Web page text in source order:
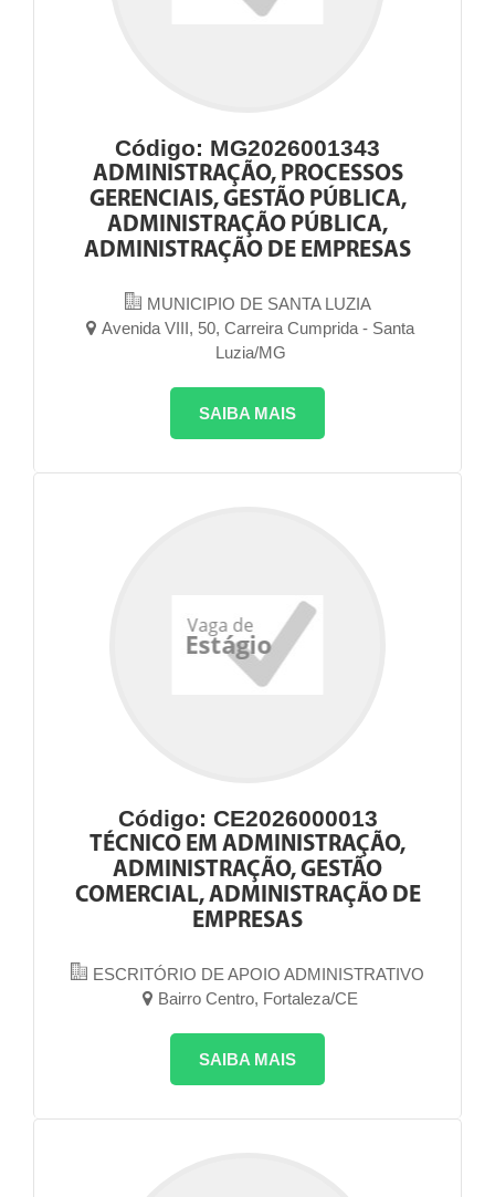
Código: MG2026001343
ADMINISTRAÇÃO, PROCESSOS
GERENCIAIS, GESTÃO PÚBLICA,
ADMINISTRAÇÃO PÚBLICA,
ADMINISTRAÇÃO DE EMPRESAS
MUNICIPIO DE SANTA LUZIA
Avenida VIII, 50, Carreira Cumprida - Santa
Luzia/MG
SAIBA MAIS
Código: CE2026000013
TÉCNICO EM ADMINISTRAÇÃO,
ADMINISTRAÇÃO, GESTÃO
COMERCIAL, ADMINISTRAÇÃO DE
EMPRESAS
ESCRITÓRIO DE APOIO ADMINISTRATIVO
Bairro Centro, Fortaleza/CE
SAIBA MAIS